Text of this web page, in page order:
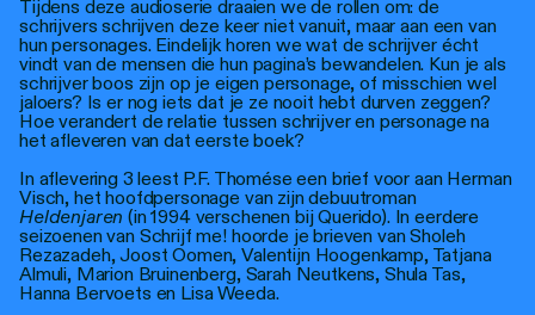
Tijdens deze audioserie draaien we de rollen om: de
schrijvers schrijven deze keer niet vanuit, maar aan een van
hun personages. Eindelijk horen we wat de schrijver écht
vindt van de mensen die hun pagina’s bewandelen. Kun je als
schrijver boos zijn op je eigen personage, of misschien wel
jaloers? Is er nog iets dat je ze nooit hebt durven zeggen?
Hoe verandert de relatie tussen schrijver en personage na
het afleveren van dat eerste boek?
In aflevering 3 leest P.F. Thomése een brief voor aan Herman
Visch, het hoofdpersonage van zijn debuutroman
Heldenjaren(in 1994 verschenen bij Querido). In eerdere
seizoenen van Schrijf me! hoorde je brieven van Sholeh
Rezazadeh, Joost Oomen, Valentijn Hoogenkamp, Tatjana
Almuli, Marion Bruinenberg, Sarah Neutkens, Shula Tas,
Hanna Bervoets en Lisa Weeda.